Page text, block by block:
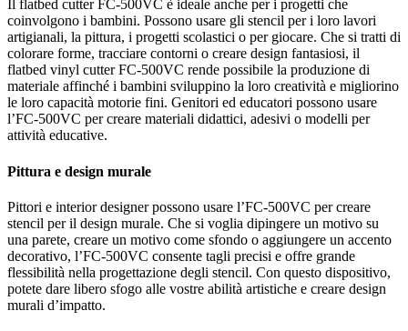
Il flatbed cutter FC-500VC è ideale anche per i progetti che
coinvolgono i bambini. Possono usare gli stencil per i loro lavori
artigianali, la pittura, i progetti scolastici o per giocare. Che si tratti di
colorare forme, tracciare contorni o creare design fantasiosi, il
flatbed vinyl cutter FC-500VC rende possibile la produzione di
materiale affinché i bambini sviluppino la loro creatività e migliorino
le loro capacità motorie fini. Genitori ed educatori possono usare
l’FC-500VC per creare materiali didattici, adesivi o modelli per
attività educative.
Pittura e design murale
Pittori e interior designer possono usare l’FC-500VC per creare
stencil per il design murale. Che si voglia dipingere un motivo su
una parete, creare un motivo come sfondo o aggiungere un accento
decorativo, l’FC-500VC consente tagli precisi e offre grande
flessibilità nella progettazione degli stencil. Con questo dispositivo,
potete dare libero sfogo alle vostre abilità artistiche e creare design
murali d’impatto.